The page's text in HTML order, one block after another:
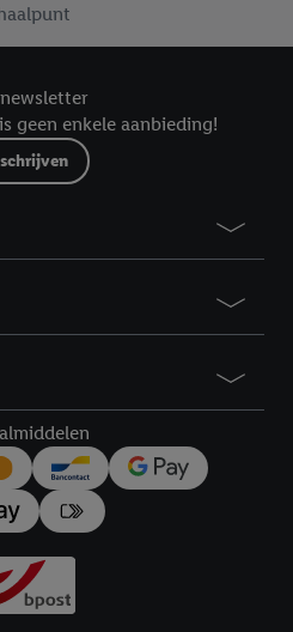
geen enkele aanbieding!